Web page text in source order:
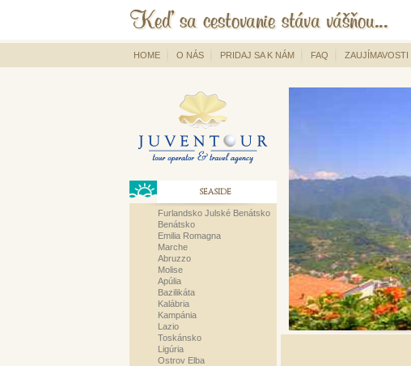
HOME O NÁS PRIDAJ SA K NÁM FAQ ZAUJÍMAVOSTI
SEASIDE
Furlandsko Julské Benátsko
Benátsko
Emilia Romagna
Marche
Abruzzo
Molise
Apúlia
Bazilikáta
Kalábria
Kampánia
Lazio
Toskánsko
Ligúria
Ostrov Elba